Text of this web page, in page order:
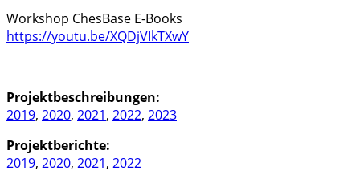
Workshop ChesBase E-Books
https://youtu.be/XQDjVIkTXwY
Projektbeschreibungen:
2019, 2020, 2021, 2022, 2023
Projektberichte:
2019, 2020, 2021, 2022